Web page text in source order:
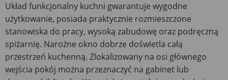
Układ funkcjonalny kuchni gwarantuje wygodne
użytkowanie, posiada praktycznie rozmieszczone
stanowiska do pracy, wysoką zabudowę oraz podręczną
spiżarnię. Narożne okno dobrze doświetla całą
przestrzeń kuchenną. Zlokalizowany na osi głównego
wejścia pokój można przeznaczyć na gabinet lub